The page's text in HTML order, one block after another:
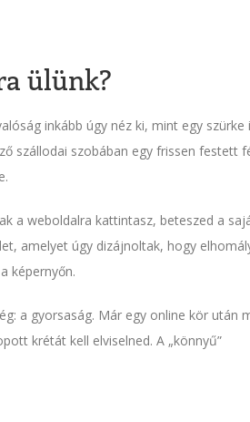
ülünk?
inkább úgy néz ki, mint egy szürke
szállodai szobában egy frissen festett
a weboldalra kattintasz, beteszed a
amelyet úgy dizájnoltak, hogy
képernyőn.
a gyorsaság. Már egy online kör után
krétát kell elviselned. A „könnyű”